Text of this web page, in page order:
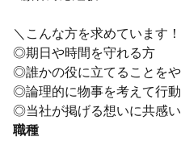
＼こんな方を求めています
◎期日や時間を守れる方
◎誰かの役に立てることを
◎論理的に物事を考えて行
◎当社が掲げる想いに共感
職種